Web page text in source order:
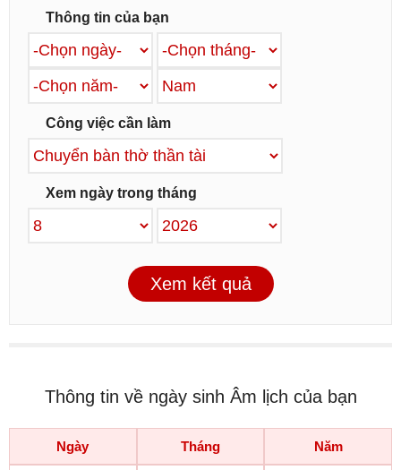
Thông tin của bạn
Công việc cần làm
Xem ngày trong tháng
Xem kết quả
Thông tin về ngày sinh Âm lịch của bạn
Ngày Tháng Năm